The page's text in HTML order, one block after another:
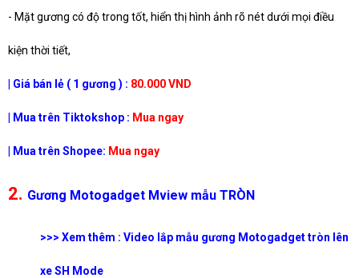
- Mặt gương có độ trong tốt, hiển thị hình ảnh rõ nét dưới mọi điều
kiện thời tiết,
| Giá bán lẻ ( 1 gương ) : 80.000 VND
| Mua trên Tiktokshop : Mua ngay
| Mua trên Shopee: Mua ngay
2. Gương Motogadget Mview mẫu TRÒN
>>> Xem thêm : Video lắp mẫu gương Motogadget tròn lên
xe SH Mode